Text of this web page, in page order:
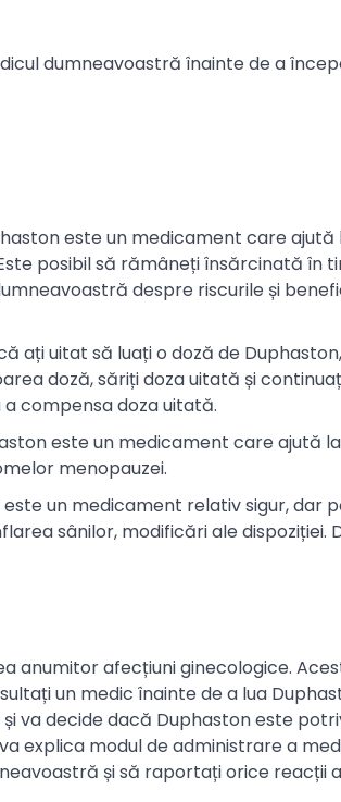
dumneavoastră înainte de a
este un medicament care ajută
posibil să rămâneți însărcinată în
despre riscurile și
ați uitat să luați o doză de
doză, săriți doza uitată și
compensa doza uitată.
este un medicament care ajută
menopauzei.
un medicament relativ sigur, dar
sânilor, modificări ale dispoziției.
anumitor afecțiuni ginecologice.
un medic înainte de a lua
va decide dacă Duphaston este
explica modul de administrare a
și să raportați orice reacții